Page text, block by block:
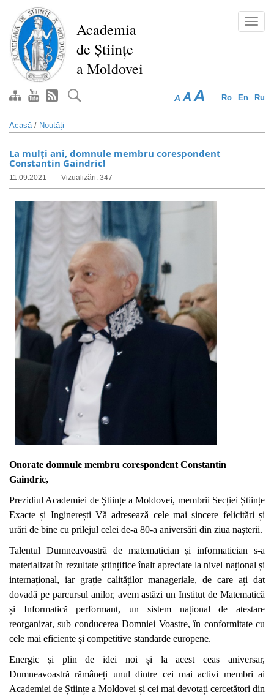
conţinutul
principal
Academia
de Științe
a Moldovei
Ro En Ru
A A A
Acasă/ Noutăți
La mulți ani, domnule membru corespondent
Constantin Gaindric!
11.09.2021 Vizualizări: 347
Onorate domnule membru corespondent Constantin
Gaindric,
Prezidiul Academiei de Științe a Moldovei, membrii Secției Științe
Exacte și Inginerești Vă adresează cele mai sincere felicitări și
urări de bine cu prilejul celei de-a 80-a aniversări din ziua nașterii.
Talentul Dumneavoastră de matematician și informatician s-a
materializat în rezultate științifice înalt apreciate la nivel național și
internațional, iar grație calităților manageriale, de care ați dat
dovadă pe parcursul anilor, avem astăzi un Institut de Matematică
și Informatică performant, un sistem național de atestare
reorganizat, sub conducerea Domniei Voastre, în conformitate cu
cele mai eficiente și competitive standarde europene.
Energic și plin de idei noi și la acest ceas aniversar,
Dumneavoastră rămâneți unul dintre cei mai activi membri ai
Academiei de Științe a Moldovei și cei mai devotați cercetători din